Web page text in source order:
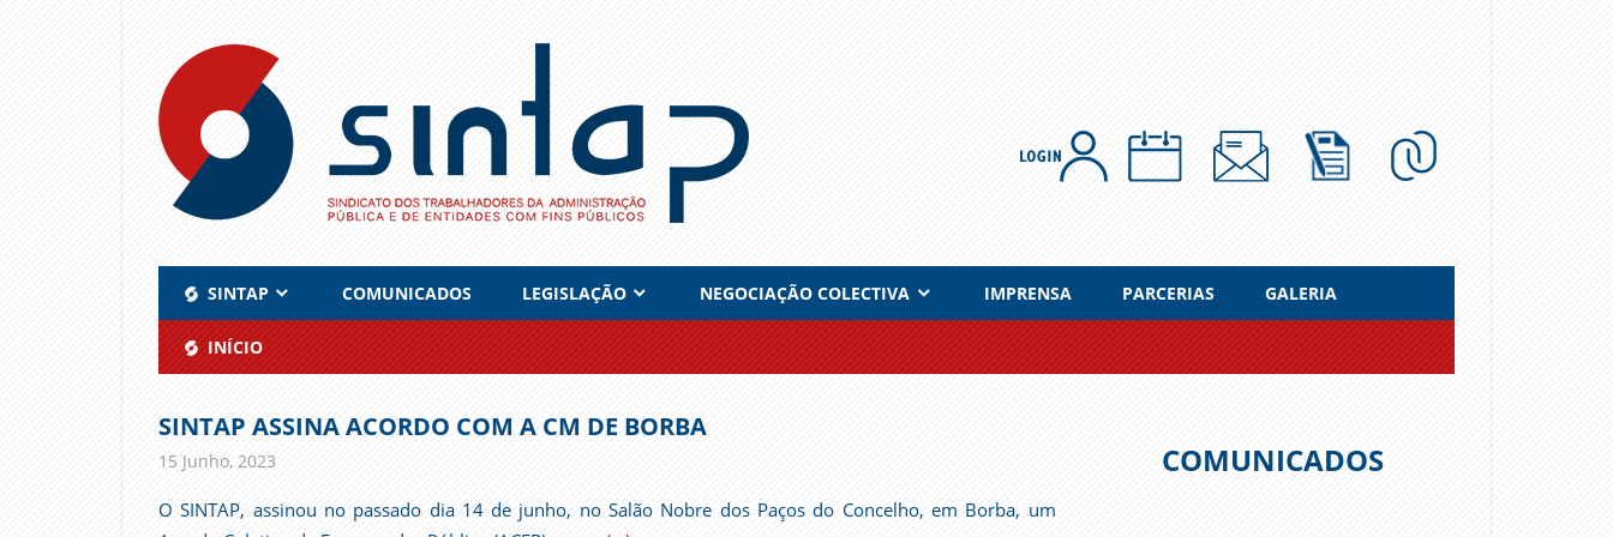
content
SINTAP COMUNICADOS LEGISLAÇÃO NEGOCIAÇÃO COLECTIVA IMPRENSA PARCERIAS GALERIA
INÍCIO
SINTAP ASSINA ACORDO COM A CM DE BORBA
15 Junho, 2023
O SINTAP, assinou no passado dia 14 de junho, no Salão Nobre dos Paços do Concelho, em Borba, um
COMUNICADOS